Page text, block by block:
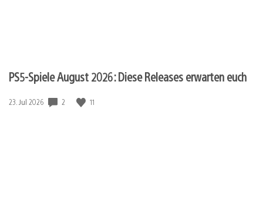
PS5-Spiele August 2026: Diese Releases erwarten euch
Veröffentlichungsdatum:
23. Jul 2026 2 11